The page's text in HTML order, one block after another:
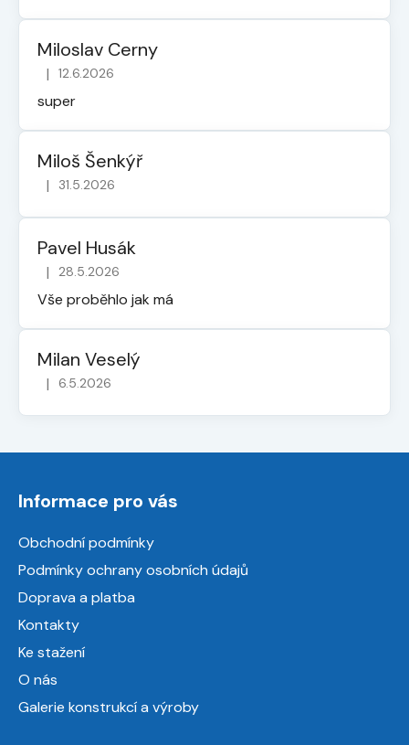
Miloslav Cerny
Hodnocení obchodu je 5 z 5 hvězdiček.
| 12.6.2026
super
Miloš Šenkýř
Hodnocení obchodu je 5 z 5 hvězdiček.
| 31.5.2026
Pavel Husák
Hodnocení obchodu je 5 z 5 hvězdiček.
| 28.5.2026
Vše proběhlo jak má
Milan Veselý
Hodnocení obchodu je 5 z 5 hvězdiček.
| 6.5.2026
Informace pro vás
Obchodní podmínky
Podmínky ochrany osobních údajů
Doprava a platba
Kontakty
Ke stažení
O nás
Galerie konstrukcí a výroby